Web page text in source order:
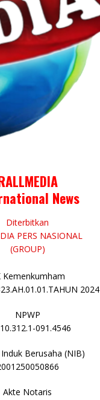
News
Diterbitkan
PERS NASIONAL
(GROUP)
Kemenkumham
2024
NPWP
091.4546
Berusaha (NIB)
Akte Notaris